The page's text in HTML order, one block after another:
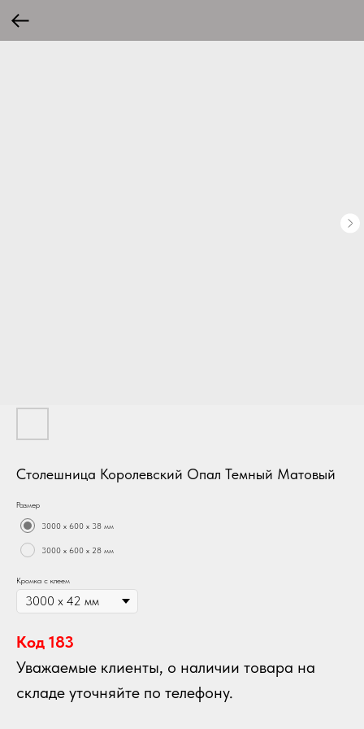
Столешница Королевский Опал Темный Матовый
Размер
3000 х 600 х 38 мм
3000 х 600 х 28 мм
Кромка с клеем
Код 183
Уважаемые клиенты, о наличии товара на
складе уточняйте по телефону.